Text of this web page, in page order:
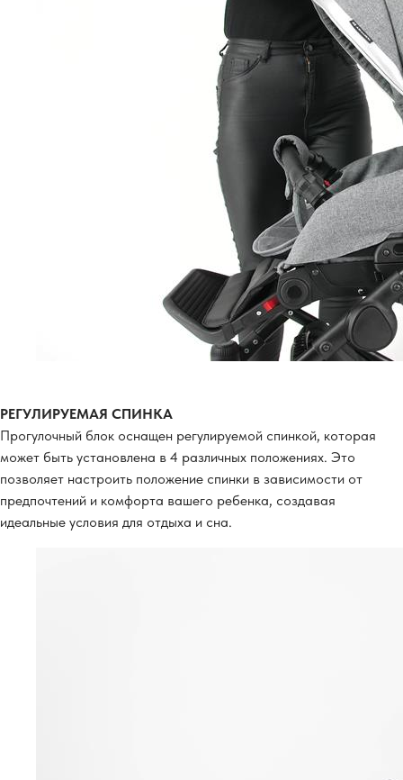
РЕГУЛИРУЕМАЯ СПИНКА
Прогулочный блок оснащен регулируемой спинкой, которая
может быть установлена в 4 различных положениях. Это
позволяет настроить положение спинки в зависимости от
предпочтений и комфорта вашего ребенка, создавая
идеальные условия для отдыха и сна.